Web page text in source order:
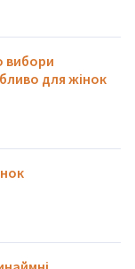
вибори
для жінок